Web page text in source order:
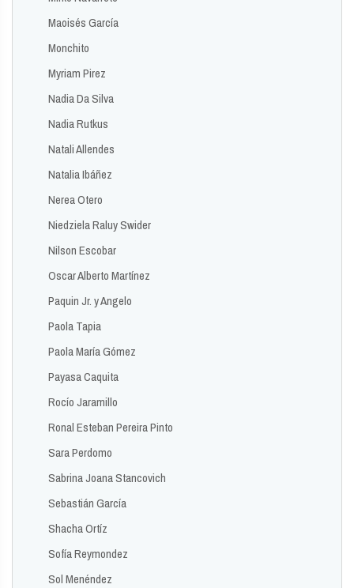
Maoisés García
Monchito
Myriam Pirez
Nadia Da Silva
Nadia Rutkus
Natali Allendes
Natalia Ibáñez
Nerea Otero
Niedziela Raluy Swider
Nilson Escobar
Oscar Alberto Martínez
Paquin Jr. y Angelo
Paola Tapia
Paola María Gómez
Payasa Caquita
Rocío Jaramillo
Ronal Esteban Pereira Pinto
Sara Perdomo
Sabrina Joana Stancovich
Sebastián García
Shacha Ortíz
Sofía Reymondez
Sol Menéndez